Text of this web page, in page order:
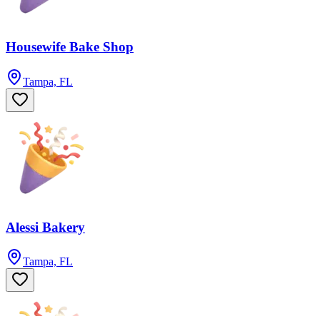
Housewife Bake Shop
Tampa, FL
Alessi Bakery
Tampa, FL